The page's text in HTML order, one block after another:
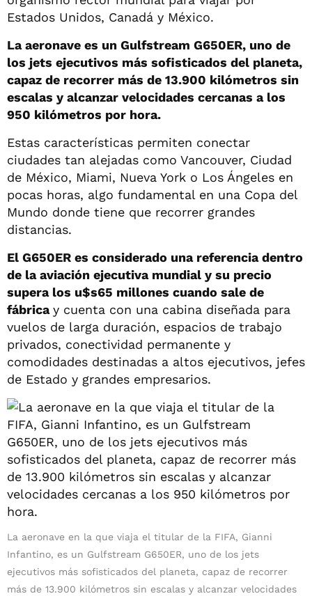
Estados Unidos, Canadá y México.
La aeronave es un Gulfstream G650ER, uno de
los jets ejecutivos más sofisticados del planeta,
capaz de recorrer más de 13.900 kilómetros sin
escalas y alcanzar velocidades cercanas a los
950 kilómetros por hora.
Estas características permiten conectar
ciudades tan alejadas como Vancouver, Ciudad
de México, Miami, Nueva York o Los Ángeles en
pocas horas, algo fundamental en una Copa del
Mundo donde tiene que recorrer grandes
distancias.
El G650ER es considerado una referencia dentro
de la aviación ejecutiva mundial y su precio
supera los u$s65 millones cuando sale de
fábricay cuenta con una cabina diseñada para
vuelos de larga duración, espacios de trabajo
privados, conectividad permanente y
comodidades destinadas a altos ejecutivos, jefes
de Estado y grandes empresarios.
La aeronave en la que viaja el titular de la FIFA, Gianni
Infantino, es un Gulfstream G650ER, uno de los jets
ejecutivos más sofisticados del planeta, capaz de recorrer
más de 13.900 kilómetros sin escalas y alcanzar velocidades